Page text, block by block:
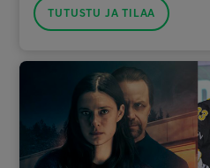
TUTUSTU JA TILAA